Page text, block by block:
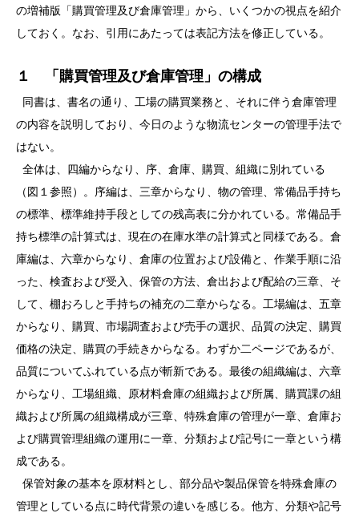
の増補版「購買管理及び倉庫管理」から、いくつかの視点を紹介
しておく。なお、引用にあたっては表記方法を修正している。
１ 「購買管理及び倉庫管理」の構成
同書は、書名の通り、工場の購買業務と、それに伴う倉庫管理
の内容を説明しており、今日のような物流センターの管理手法で
はない。
全体は、四編からなり、序、倉庫、購買、組織に別れている
（図１参照）。序編は、三章からなり、物の管理、常備品手持ち
の標準、標準維持手段としての残高表に分かれている。常備品手
持ち標準の計算式は、現在の在庫水準の計算式と同様である。倉
庫編は、六章からなり、倉庫の位置および設備と、作業手順に沿
った、検査および受入、保管の方法、倉出および配給の三章、そ
して、棚おろしと手持ちの補充の二章からなる。工場編は、五章
からなり、購買、市場調査および売手の選択、品質の決定、購買
価格の決定、購買の手続きからなる。わずか二ページであるが、
品質についてふれている点が斬新である。最後の組織編は、六章
からなり、工場組織、原材料倉庫の組織および所属、購買課の組
織および所属の組織構成が三章、特殊倉庫の管理が一章、倉庫お
よび購買管理組織の運用に一章、分類および記号に一章という構
成である。
保管対象の基本を原材料とし、部分品や製品保管を特殊倉庫の
管理としている点に時代背景の違いを感じる。他方、分類や記号